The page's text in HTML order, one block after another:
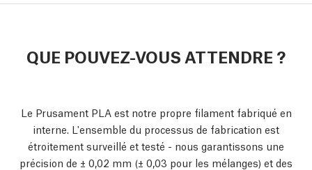
QUE POUVEZ-VOUS ATTENDRE ?
Le Prusament PLA est notre propre filament fabriqué en
interne. L'ensemble du processus de fabrication est
étroitement surveillé et testé - nous garantissons une
précision de ± 0,02 mm (± 0,03 pour les mélanges) et des